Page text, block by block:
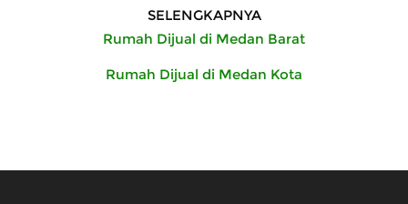
SELENGKAPNYA
Rumah Dijual di Medan Barat
Rumah Dijual di Medan Kota